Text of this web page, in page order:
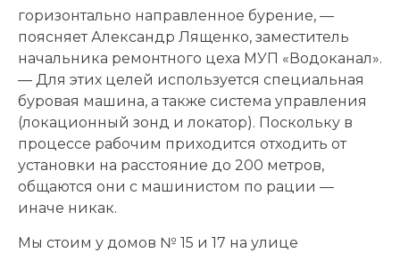
горизонтально направленное бурение, —
поясняет Александр Лященко, заместитель
начальника ремонтного цеха МУП «Водоканал».
— Для этих целей используется специальная
буровая машина, а также система управления
(локационный зонд и локатор). Поскольку в
процессе рабочим приходится отходить от
установки на расстояние до 200 метров,
общаются они с машинистом по рации —
иначе никак.
Мы стоим у домов № 15 и 17 на улице